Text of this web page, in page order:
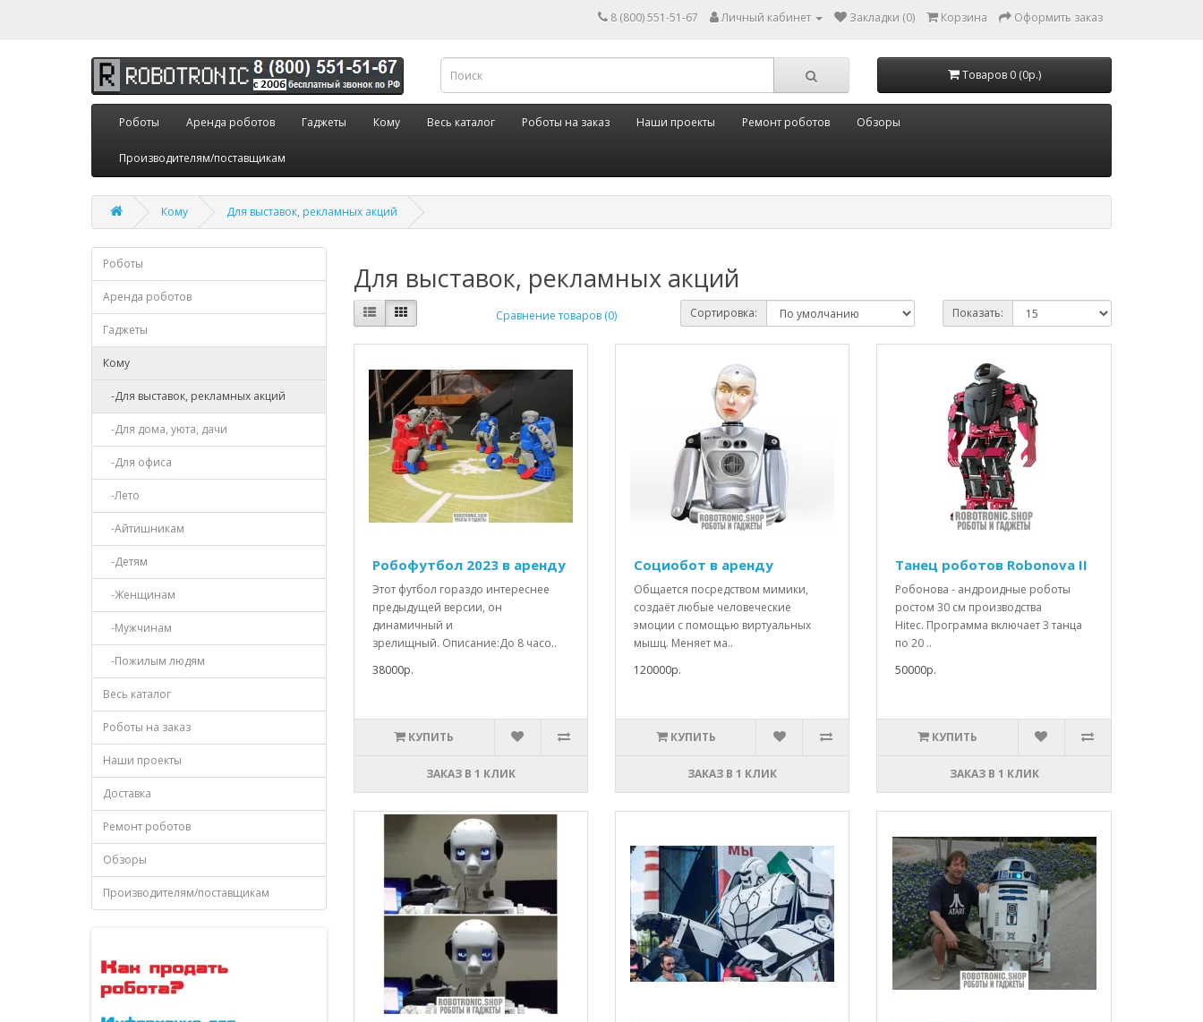
8 (800) 551-51-67 Личный кабинет Закладки (0) Корзина Оформить заказ
Товаров 0 (0р.)
Роботы Аренда роботов Гаджеты Кому Весь каталог Роботы на заказ Наши проекты Ремонт роботов Обзоры
Производителям/поставщикам
Кому Для выставок, рекламных акций
Роботы
Аренда роботов
Гаджеты
Кому
-Для выставок, рекламных акций
-Для дома, уюта, дачи
-Для офиса
-Лето
-Айтишникам
-Детям
-Женщинам
-Мужчинам
-Пожилым людям
Весь каталог
Роботы на заказ
Наши проекты
Доставка
Ремонт роботов
Обзоры
Производителям/поставщикам
Для выставок, рекламных акций
Сравнение товаров (0) Сортировка: Показать:
Робофутбол 2023 в аренду
Этот футбол гораздо интереснее
предыдущей версии, он
динамичный и
зрелищный. Описание:До 8 часо..
38000р.
КУПИТЬ
ЗАКАЗ В 1 КЛИК
Социобот в аренду
Общается посредством мимики,
создаёт любые человеческие
эмоции с помощью виртуальных
мышц. Меняет ма..
120000р.
КУПИТЬ
ЗАКАЗ В 1 КЛИК
Танец роботов Robonova II
Робонова - андроидные роботы
ростом 30 см производства
Hitec. Программа включает 3 танца
по 20 ..
50000р.
КУПИТЬ
ЗАКАЗ В 1 КЛИК